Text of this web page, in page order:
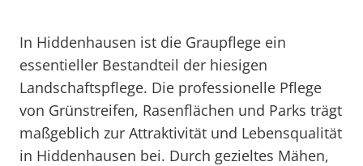
In Hiddenhausen ist die Graupflege ein
essentieller Bestandteil der hiesigen
Landschaftspflege. Die professionelle Pflege
von Grünstreifen, Rasenflächen und Parks trägt
maßgeblich zur Attraktivität und Lebensqualität
in Hiddenhausen bei. Durch gezieltes Mähen,